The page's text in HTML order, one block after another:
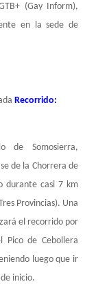
(Gay Inform),
en la sede de
Recorrido:
de Somosierra,
de la Chorrera de
durante casi 7 km
Provincias). Una
el recorrido por
Pico de Cebollera
luego que ir
inicio.